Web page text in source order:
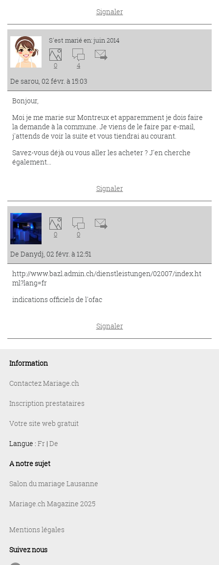
Signaler
S'est marié en: juin 2014
0 4
De sarou, 02 févr. à 15:03
Bonjour,
Moi je me marie sur Montreux et apparemment je dois faire
la demande à la commune. Je viens de le faire par e-mail,
j'attends de voir la suite et vous tiendrai au courant.
Savez-vous déjà ou vous aller les acheter ? J'en cherche
également...
Signaler
0 0
De Danydj, 02 févr. à 12:51
http://www.bazl.admin.ch/dienstleistungen/02007/index.ht
ml?lang=fr
indications officiels de l'ofac
Signaler
Information
Contactez Mariage.ch
Inscription prestataires
Votre site web gratuit
Langue : Fr | De
A notre sujet
Salon du mariage Lausanne
Mariage.ch Magazine 2025
Mentions légales
Suivez nous